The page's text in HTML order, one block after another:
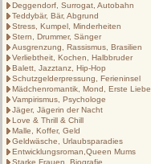
Deggendorf, Surrogat, Autobahn
Teddybär, Bär, Abgrund
Stress, Kumpel, Minderheiten
Stern, Drummer, Sänger
Ausgrenzung, Rassismus, Brasilien
Verliebtheit, Kochen, Halbbruder
Balett, Jazztanz, Hip-Hop
Schutzgelderpressung, Ferieninsel
Mädchenromantik, Mond, Erste Liebe
Vampirismus, Psychologe
Jäger, Jägerin der Nacht
Love & Thrill & Chill
Malle, Koffer, Geld
Geldwäsche, Urlaubsparadies
Entwicklungsroman,Queen Mums
Starke Frauen, Biografie